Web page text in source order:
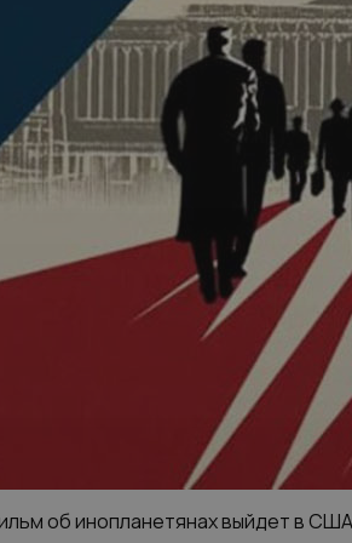
об инопланетянах выйдет в США